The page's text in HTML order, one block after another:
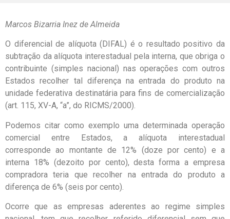
Marcos Bizarria Inez de Almeida
O diferencial de alíquota (DIFAL) é o resultado positivo da
subtração da alíquota interestadual pela interna, que obriga o
contribuinte (simples nacional) nas operações com outros
Estados recolher tal diferença na entrada do produto na
unidade federativa destinatária para fins de comercialização
(art. 115, XV-A, “a”, do RICMS/2000).
Podemos citar como exemplo uma determinada operação
comercial entre Estados, a alíquota interestadual
corresponde ao montante de 12% (doze por cento) e a
interna 18% (dezoito por cento), desta forma a empresa
compradora teria que recolher na entrada do produto a
diferença de 6% (seis por cento).
Ocorre que as empresas aderentes ao regime simples